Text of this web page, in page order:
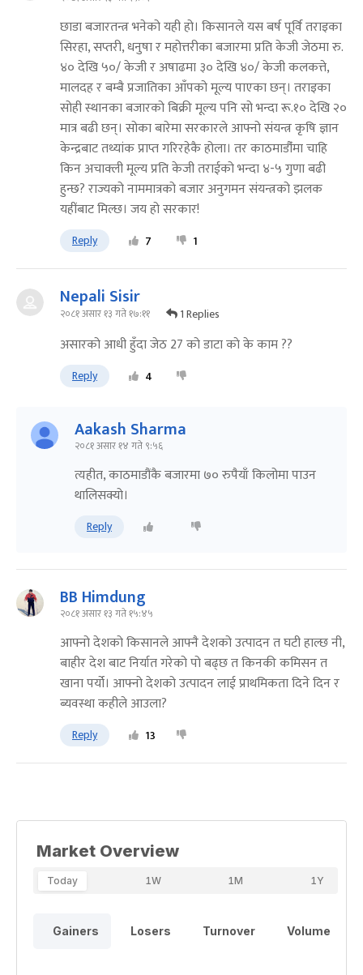
छाडा बजारतन्त्र भनेको यही हो। किसानले यस बर्ष पूर्वि तराइका
सिरहा, सप्तरी, धनुषा र महोत्तरीका बजारमा प्रति केजी जेठमा रु.
४० देखि ५०/ केजी र अषाढमा ३० देखि ४०/ केजी कलकत्ते,
मालदह र बम्बै प्रजातिका आँपको मूल्य पाएका छन्। तराइका
सोही स्थानका बजारको बिक्री मूल्य पनि सो भन्दा रू.१० देखि २०
मात्र बढी छन्। सोका बारेमा सरकारले आफ्नो संयन्त्र कृषि ज्ञान
केन्द्रबाट तथ्यांक प्राप्त गरिरहेकै होला। तर काठमाडौंंमा चाहि
किन अचाक्ली मूल्य प्रति केजी तराईको भन्दा ४-५ गुणा बढी
हुन्छ? राज्यको नाममात्रको बजार अनुगमन संयन्त्रको झलक
यहींबाट मिल्छ। जय हो सरकार!
Reply 7 1
Nepali Sisir
२०८१ असार १३ गते १७:११ 1 Replies
असारको आधी हुँदा जेठ 27 को डाटा काे के काम ??
Reply 4
Aakash Sharma
२०८१ असार १४ गते ९:५६
त्यहीत, काठमाडौंकै बजारमा ७० रुपैयाँ किलोमा पाउन
थालिसक्यो।
Reply
BB Himdung
२०८१ असार १३ गते १५:४५
आफ्नो देशको किसानले आफ्नै देशको उत्पादन त घटी हाल्छ नी,
बाहीर देश बाट निर्यात गरेको पो बढ्छ त किनकी कमिसन त
खाना पर्यो। आफ्नो देशको उत्पादन लाई प्राथमिकता दिने दिन र
ब्यवस्था कहीले आउला?
Reply 13